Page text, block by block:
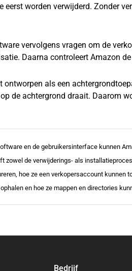
eerst worden verwijderd. Zonder
vervolgens vragen om de
Daarna controleert Amazon
als een
de achtergrond draait. Daarom
en de gebruikersinterface kunnen
zowel de verwijderings- als
hoe ze een verkopersaccount kunnen
en hoe ze mappen en directories
Bedrijf